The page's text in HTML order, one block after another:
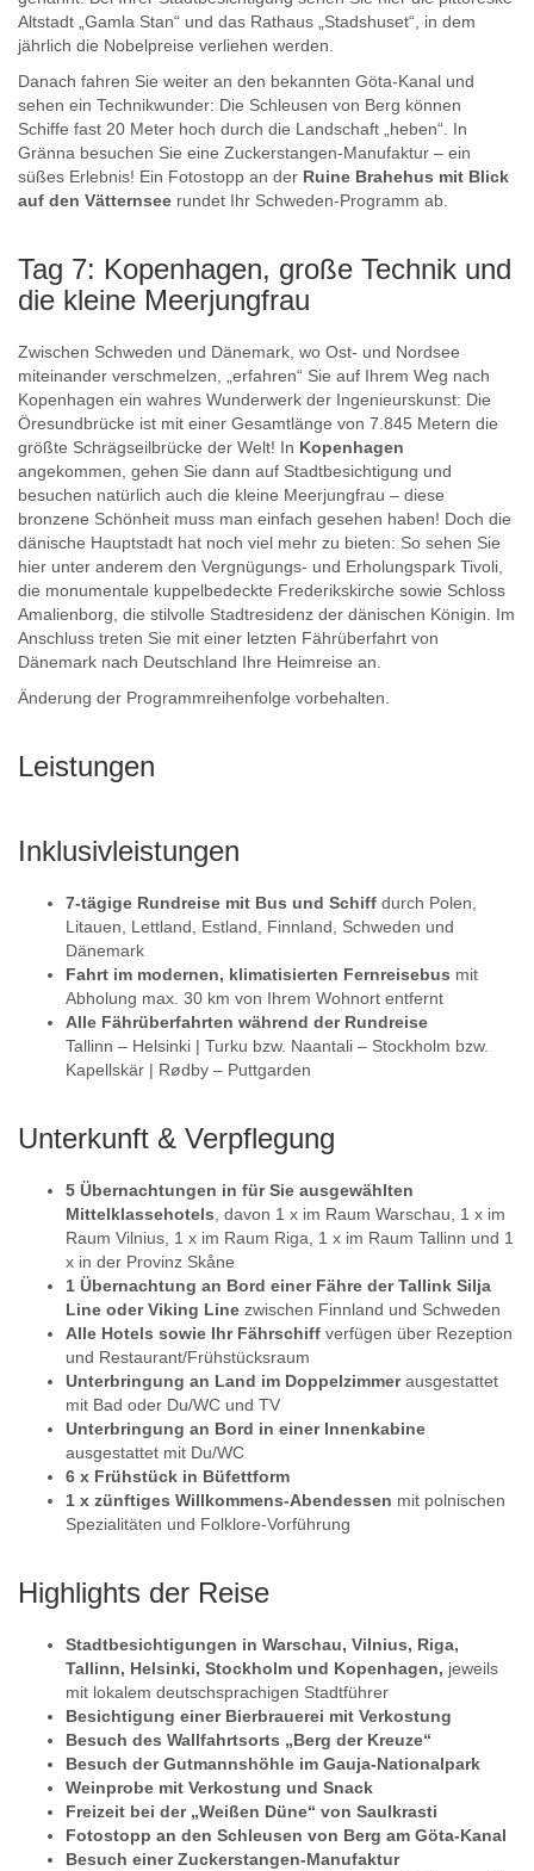
Altstadt „Gamla Stan“ und das Rathaus „Stadshuset“, in dem
jährlich die Nobelpreise verliehen werden.
Danach fahren Sie weiter an den bekannten Göta-Kanal und
sehen ein Technikwunder: Die Schleusen von Berg können
Schiffe fast 20 Meter hoch durch die Landschaft „heben“. In
Gränna besuchen Sie eine Zuckerstangen-Manufaktur – ein
süßes Erlebnis! Ein Fotostopp an der Ruine Brahehus mit Blick
auf den Vätternsee rundet Ihr Schweden-Programm ab.
Tag 7: Kopenhagen, große Technik und
die kleine Meerjungfrau
Zwischen Schweden und Dänemark, wo Ost- und Nordsee
miteinander verschmelzen, „erfahren“ Sie auf Ihrem Weg nach
Kopenhagen ein wahres Wunderwerk der Ingenieurskunst: Die
Öresundbrücke ist mit einer Gesamtlänge von 7.845 Metern die
größte Schrägseilbrücke der Welt! In Kopenhagen
angekommen, gehen Sie dann auf Stadtbesichtigung und
besuchen natürlich auch die kleine Meerjungfrau – diese
bronzene Schönheit muss man einfach gesehen haben! Doch die
dänische Hauptstadt hat noch viel mehr zu bieten: So sehen Sie
hier unter anderem den Vergnügungs- und Erholungspark Tivoli,
die monumentale kuppelbedeckte Frederikskirche sowie Schloss
Amalienborg, die stilvolle Stadtresidenz der dänischen Königin. Im
Anschluss treten Sie mit einer letzten Fährüberfahrt von
Dänemark nach Deutschland Ihre Heimreise an.
Änderung der Programmreihenfolge vorbehalten.
Leistungen
Inklusivleistungen
7-tägige Rundreise mit Bus und Schiff durch Polen,
Litauen, Lettland, Estland, Finnland, Schweden und
Dänemark
Fahrt im modernen, klimatisierten Fernreisebus mit
Abholung max. 30 km von Ihrem Wohnort entfernt
Alle Fährüberfahrten während der Rundreise
Tallinn – Helsinki | Turku bzw. Naantali – Stockholm bzw.
Kapellskär | Rødby – Puttgarden
Unterkunft & Verpflegung
5 Übernachtungen in für Sie ausgewählten
Mittelklassehotels , davon 1 x im Raum Warschau, 1 x im
Raum Vilnius, 1 x im Raum Riga, 1 x im Raum Tallinn und 1
x in der Provinz Skåne
1 Übernachtung an Bord einer Fähre der Tallink Silja
Line oder Viking Line zwischen Finnland und Schweden
Alle Hotels sowie Ihr Fährschiff verfügen über Rezeption
und Restaurant/Frühstücksraum
Unterbringung an Land im Doppelzimmerausgestattet
mit Bad oder Du/WC und TV
Unterbringung an Bord in einer Innenkabine
ausgestattet mit Du/WC
6 x Frühstück in Büfettform
1 x zünftiges Willkommens-Abendessen mit polnischen
Spezialitäten und Folklore-Vorführung
Highlights der Reise
Stadtbesichtigungen in Warschau, Vilnius, Riga,
Tallinn, Helsinki, Stockholm und Kopenhagen, jeweils
mit lokalem deutschsprachigen Stadtführer
Besichtigung einer Bierbrauerei mit Verkostung
Besuch des Wallfahrtsorts „Berg der Kreuze“
Besuch der Gutmannshöhle im Gauja-Nationalpark
Weinprobe mit Verkostung und Snack
Freizeit bei der „Weißen Düne“ von Saulkrasti
Fotostopp an den Schleusen von Berg am Göta-Kanal
Besuch einer Zuckerstangen-Manufaktur